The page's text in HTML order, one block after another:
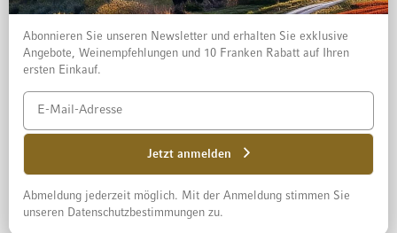
© 2026 Mövenpick Wein Schweiz AG
Datenschutz und Disclaimer
Abonnieren Sie unseren Newsletter und erhalten Sie exklusive
Angebote, Weinempfehlungen und 10 Franken Rabatt auf Ihren
ersten Einkauf.
Jetzt anmelden
Abmeldung jederzeit möglich. Mit der Anmeldung stimmen Sie
unseren Datenschutzbestimmungen zu.